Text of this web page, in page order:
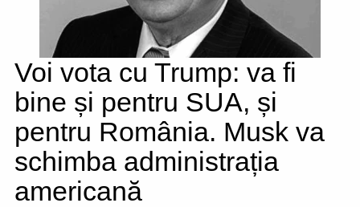
Voi vota cu Trump: va fi
bine și pentru SUA, și
pentru România. Musk va
schimba administrația
americană